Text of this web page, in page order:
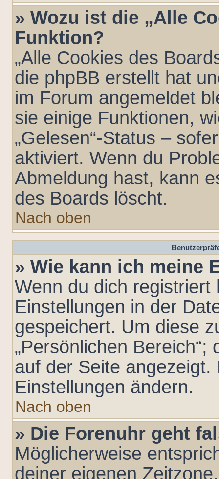
» Wozu ist die „Alle
Funktion?
„Alle Cookies des
die phpBB erstellt hat
im Forum angemeldet
sie einige Funktionen,
„Gelesen“-Status –
aktiviert. Wenn du
Abmeldung hast, kann
des Boards löscht.
Nach oben
» Wie kann ich meine
Wenn du dich
Einstellungen in der
gespeichert. Um diese
„Persönlichen
auf der Seite
Einstellungen ändern.
Nach oben
» Die Forenuhr geht
Möglicherweise
deiner eigenen